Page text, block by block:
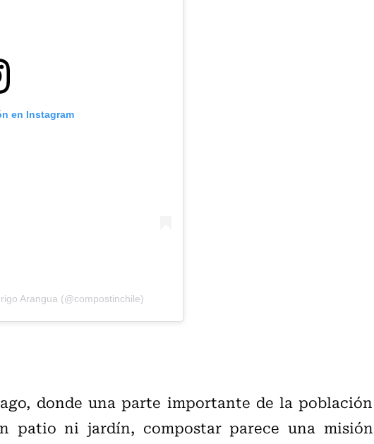
en Instagram
Arangua (@compostinchile)
donde una parte importante de la población
patio ni jardín, compostar parece una misión